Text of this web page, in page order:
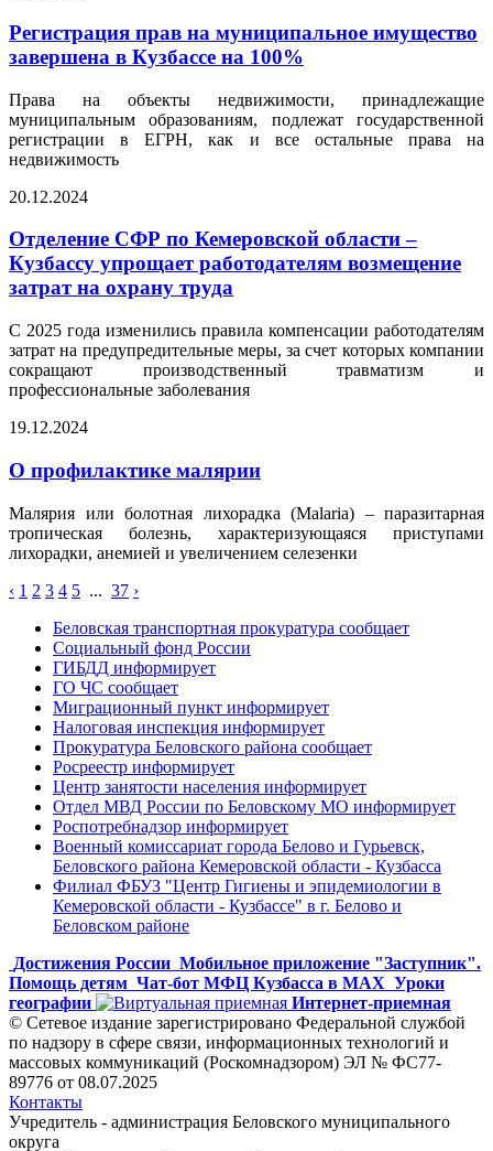
Регистрация прав на муниципальное имущество
завершена в Кузбассе на 100%
Права на объекты недвижимости, принадлежащие
муниципальным образованиям, подлежат государственной
регистрации в ЕГРН, как и все остальные права на
недвижимость
20.12.2024
Отделение СФР по Кемеровской области –
Кузбассу упрощает работодателям возмещение
затрат на охрану труда
С 2025 года изменились правила компенсации работодателям
затрат на предупредительные меры, за счет которых компании
сокращают производственный травматизм и
профессиональные заболевания
19.12.2024
О профилактике малярии
Малярия или болотная лихорадка (Malaria) – паразитарная
тропическая болезнь, характеризующаяся приступами
лихорадки, анемией и увеличением селезенки
‹ 1 2 3 4 5 ... 37 ›
Беловская транспортная прокуратура сообщает
Социальный фонд России
ГИБДД информирует
ГО ЧС сообщает
Миграционный пункт информирует
Налоговая инспекция информирует
Прокуратура Беловского района сообщает
Росреестр информирует
Центр занятости населения информирует
Отдел МВД России по Беловскому МО информирует
Роспотребнадзор информирует
Военный комиссариат города Белово и Гурьевск,
Беловского района Кемеровской области - Кузбасса
Филиал ФБУЗ "Центр Гигиены и эпидемиологии в
Кемеровской области - Кузбассе" в г. Белово и
Беловском районе
Достижения России Мобильное приложение "Заступник".
Помощь детям Чат-бот МФЦ Кузбасса в MAX Уроки
географии
Интернет-приемная
© Сетевое издание зарегистрировано Федеральной службой
по надзору в сфере связи, информационных технологий и
массовых коммуникаций (Роскомнадзором) ЭЛ № ФС77-
89776 от 08.07.2025
Контакты
Учредитель - администрация Беловского муниципального
округа